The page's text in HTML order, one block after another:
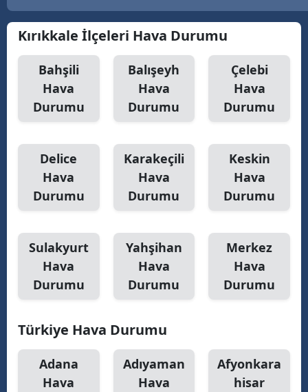
Kırıkkale İlçeleri Hava Durumu
Bahşili
Hava
Durumu
Balışeyh
Hava
Durumu
Çelebi
Hava
Durumu
Delice
Hava
Durumu
Karakeçili
Hava
Durumu
Keskin
Hava
Durumu
Sulakyurt
Hava
Durumu
Yahşihan
Hava
Durumu
Merkez
Hava
Durumu
Türkiye Hava Durumu
Adana
Hava
Adıyaman
Hava
Afyonkara
hisar